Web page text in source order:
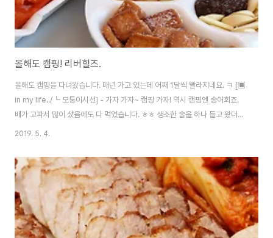
올해도 캠핑! 리버힐즈.
올해도 캠핑을 다녀왔습니다. 매년 가고 있는데 어째 1달씩 빨라지네요. ㅋ [▣
in my life../┗ 모퉁이시선] - 가자 가자~ 캠핑 가자! 역시 캠핑엔 송어회죠.
배가 고파서 많이 샀음에도 다 먹었습니다. ㅎㅎ 생소한 술을 하나 들고 왔더라
구요. 탁주인줄 알았는데, 생각보다 맑더라구요. 맛있었습니다. 낮술 하시고 돌
게 아무것도 않하는 것도 오랜만. 해가 떨어지기 전에 저녁을 시작해야 합니다.
고기고기!!!! 고기를 항상 너무 많이 사와서 문제인 데빈아즈씨. 그래놓고 점심
이 많아서 문제라 우기는.. -_-인당 500g이면 어마어마한 양이라구요!!!! 그래
도 잘 먹고 다들 뻗어서 잤네요. ㅎㅎ 다음날 아침. 짐 정리하기 전..
2019. 5. 4.